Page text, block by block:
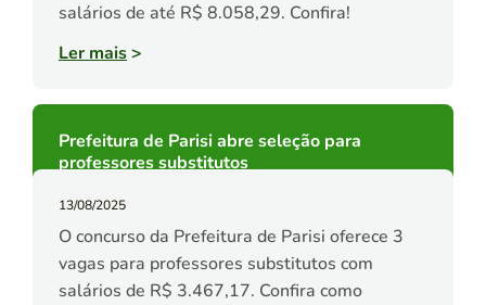
salários de até R$ 8.058,29. Confira!
Ler mais>
Prefeitura de Parisi abre seleção para
professores substitutos
13/08/2025
O concurso da Prefeitura de Parisi oferece 3
vagas para professores substitutos com
salários de R$ 3.467,17. Confira como